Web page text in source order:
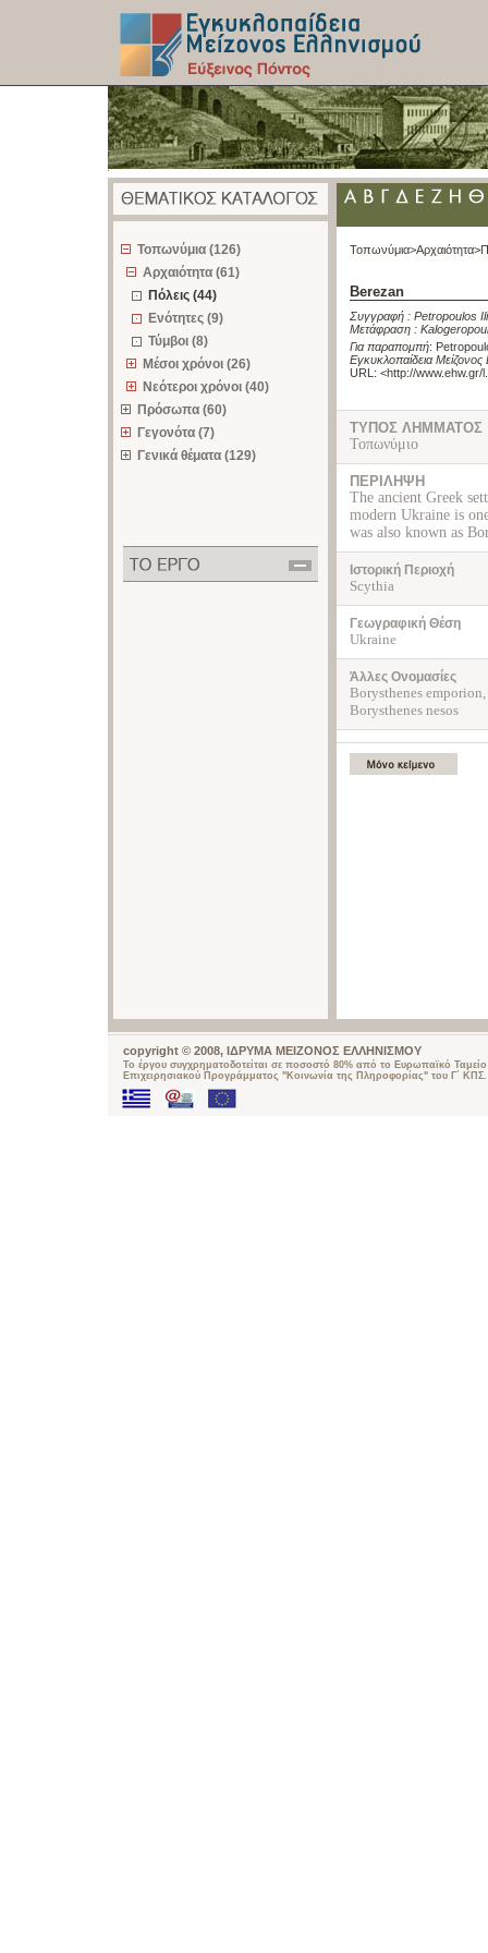
Τοπωνύμια (126)
Αρχαιότητα (61)
Πόλεις (44)
Ενότητες (9)
Τύμβοι (8)
Μέσοι χρόνοι (26)
Νεότεροι χρόνοι (40)
Πρόσωπα (60)
Γεγονότα (7)
Γενικά θέματα (129)
Τοπωνύμια>Αρχαιότητα>
Berezan
Συγγραφή : Petropoulos
Μετάφραση :
Για παραπομπή:
Εγκυκλοπαίδεια
URL: <http://www.ehw.gr/
ΤΥΠΟΣ ΛΗΜΜΑΤΟΣ
Τοπωνύμιο
ΠΕΡΙΛΗΨΗ
The ancient Greek
modern Ukraine is
was also known as
Ιστορική Περιοχή
Scythia
Γεωγραφική Θέση
Ukraine
Άλλες Ονομασίες
Borysthenes
Borysthenes nesos
copyright © 2008, ΙΔΡΥΜΑ ΜΕΙΖΟΝΟΣ ΕΛΛΗΝΙΣΜΟΥ
Το έργου συγχρηματοδοτείται σε ποσοστό 80% από το Ευρωπαϊκό
Επιχειρησιακού Προγράμματος "Κοινωνία της Πληροφορίας" του Γ΄ ΚΠΣ.